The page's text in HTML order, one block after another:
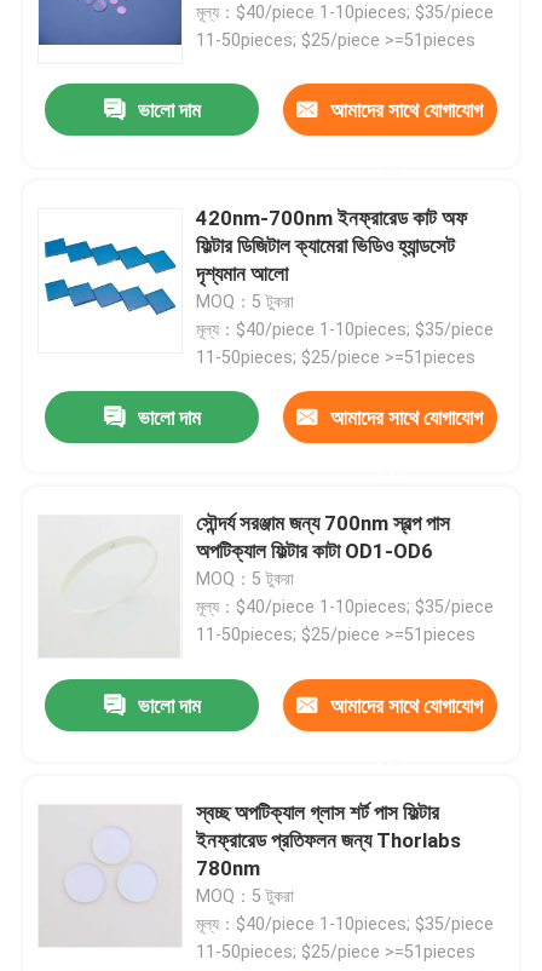
মূল্য：$40/piece 1-10pieces; $35/piece
11-50pieces; $25/piece >=51pieces
ভালো দাম আমাদের সাথে যোগাযোগ
420nm-700nm ইনফ্রারেড কাট অফ
ফিল্টার ডিজিটাল ক্যামেরা ভিডিও হ্যান্ডসেট
দৃশ্যমান আলো
MOQ：5 টুকরা
মূল্য：$40/piece 1-10pieces; $35/piece
11-50pieces; $25/piece >=51pieces
ভালো দাম আমাদের সাথে যোগাযোগ
সৌন্দর্য সরঞ্জাম জন্য 700nm স্বল্প পাস
অপটিক্যাল ফিল্টার কাটা OD1-OD6
MOQ：5 টুকরা
মূল্য：$40/piece 1-10pieces; $35/piece
11-50pieces; $25/piece >=51pieces
ভালো দাম আমাদের সাথে যোগাযোগ
স্বচ্ছ অপটিক্যাল গ্লাস শর্ট পাস ফিল্টার
ইনফ্রারেড প্রতিফলন জন্য Thorlabs
780nm
MOQ：5 টুকরা
মূল্য：$40/piece 1-10pieces; $35/piece
11-50pieces; $25/piece >=51pieces